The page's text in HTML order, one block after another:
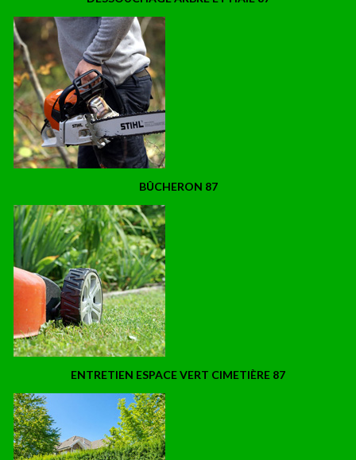
BÛCHERON 87
ENTRETIEN ESPACE VERT CIMETIÈRE 87